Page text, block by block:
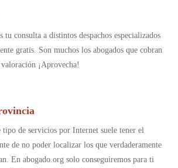
tu consulta a distintos despachos especializados
gratis. Son muchos los abogados que cobran
¡Aprovecha!
tipo de servicios por Internet suele tener el
de no poder localizar los que verdaderamente
En abogado.org solo conseguiremos para ti